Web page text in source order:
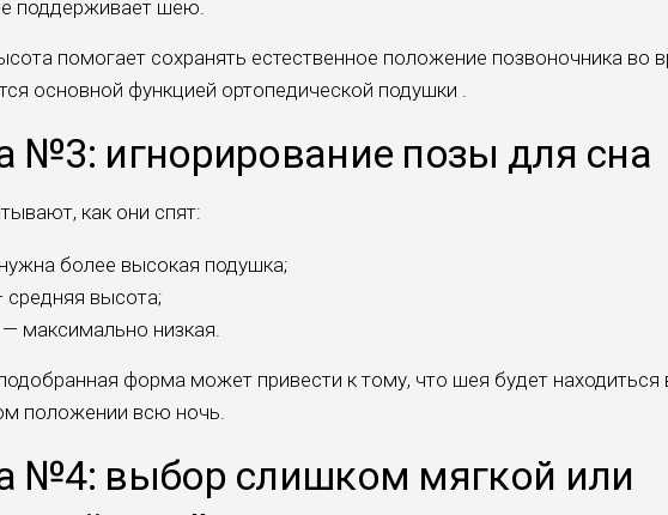
поддерживает шею.
помогает сохранять естественное положение позвоночника во
основной функцией ортопедической подушки .
№3: игнорирование позы для сна
как они спят:
более высокая подушка;
средняя высота;
максимально низкая.
форма может привести к тому, что шея будет находиться
положении всю ночь.
№4: выбор слишком мягкой или